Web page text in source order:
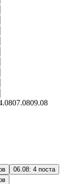
07.0809.08
06.08: 4 поста